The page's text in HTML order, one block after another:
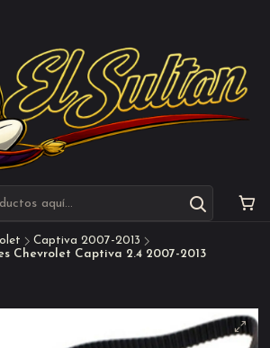
Captiva 2007-2013
Chevrolet Captiva 2.4 2007-2013